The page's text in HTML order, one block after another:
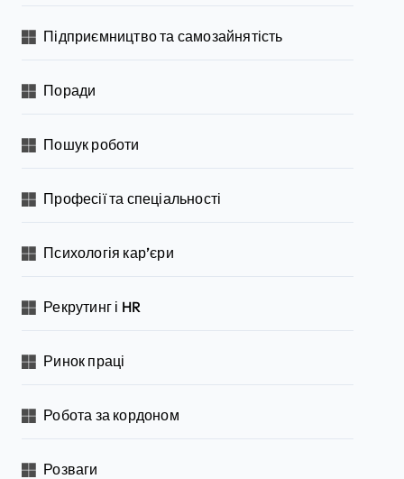
Підприємництво та самозайнятість
Поради
Пошук роботи
Професії та спеціальності
Психологія кар’єри
Рекрутинг і HR
Ринок праці
Робота за кордоном
Розваги